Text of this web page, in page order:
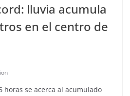
lluvia acumula
en el centro de
horas se acerca al acumulado